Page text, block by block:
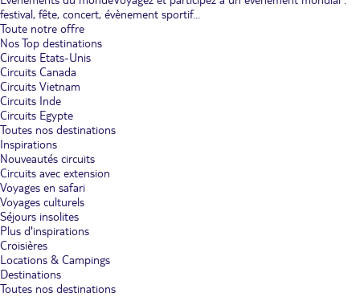
festival, fête, concert, évènement sportif...
Toute notre offre
Nos Top destinations
Circuits Etats-Unis
Circuits Canada
Circuits Vietnam
Circuits Inde
Circuits Egypte
Toutes nos destinations
Inspirations
Nouveautés circuits
Circuits avec extension
Voyages en safari
Voyages culturels
Séjours insolites
Plus d'inspirations
Croisières
Locations & Campings
Destinations
Toutes nos destinations